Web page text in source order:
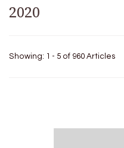
2020
Showing: 1 - 5 of 960 Articles